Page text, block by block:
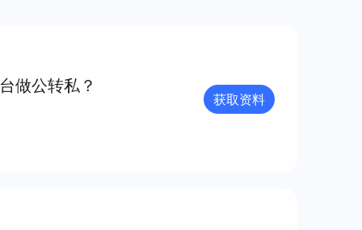
做公转私？
获取资料